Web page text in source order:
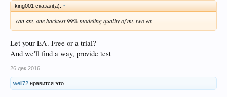
king001 сказал(а): ↑
can any one backtest 99% modeling quality of my two ea
Let your EA. Free or a trial?
And we'll find a way, provide test
26 дек 2016
well72 нравится это.